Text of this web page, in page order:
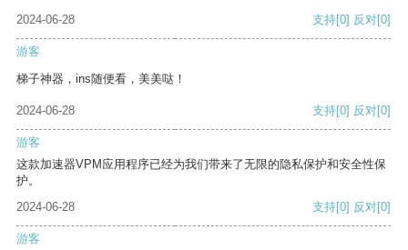
2024-06-28 支持[0] 反对[0]
游客
梯子神器，ins随便看，美美哒！
2024-06-28 支持[0] 反对[0]
游客
这款加速器VPM应用程序已经为我们带来了无限的隐私保护和安全性保
护。
2024-06-28
支持[0] 反对[0]
游客